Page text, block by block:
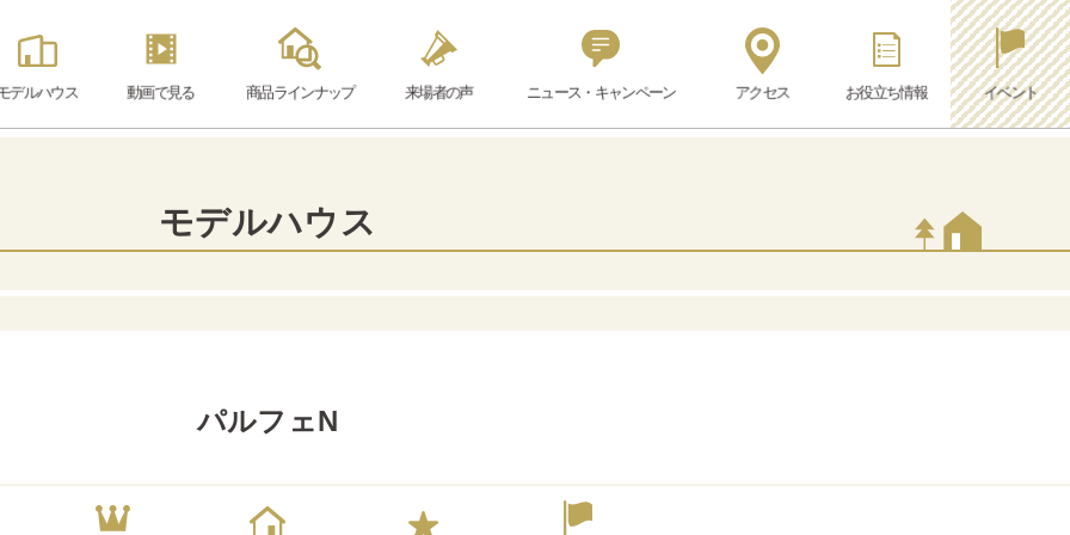
デルハウス 動画で見る 商品ラインナップ 来場者の声 ニュース・キャンペーン アクセス お役立ち情報 イベント
モデルハウス
パルフェN